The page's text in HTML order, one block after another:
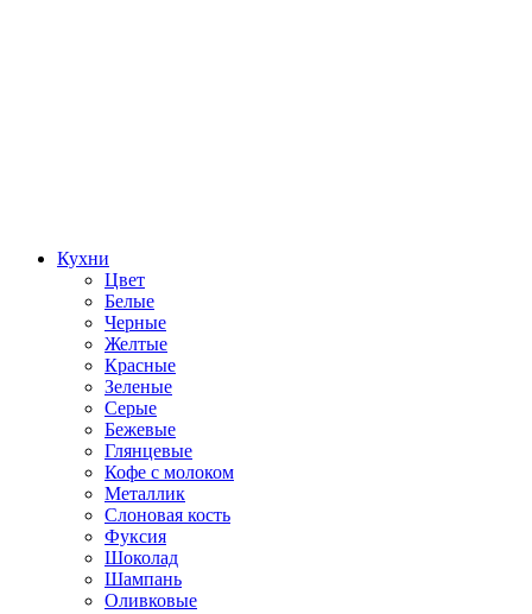
Кухни
Цвет
Белые
Черные
Желтые
Красные
Зеленые
Серые
Бежевые
Глянцевые
Кофе с молоком
Металлик
Слоновая кость
Фуксия
Шоколад
Шампань
Оливковые